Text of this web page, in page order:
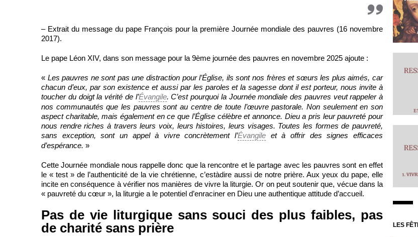
– Extrait du message du pape François pour la première Journée mondiale des pauvres (16 novembre
2017).
Le pape Léon XIV, dans son message pour la 9ème journée des pauvres en novembre 2025 ajoute :
« Les pauvres ne sont pas une distraction pour l’Église, ils sont nos frères et sœurs les plus aimés, car
chacun d’eux, par son existence et aussi par les paroles et la sagesse dont il est porteur, nous invite à
toucher du doigt la vérité de l’Évangile. C’est pourquoi la Journée mondiale des pauvres veut rappeler à
nos communautés que les pauvres sont au centre de toute l’œuvre pastorale. Non seulement en son
aspect charitable, mais également en ce que l’Église célèbre et annonce. Dieu a pris leur pauvreté pour
nous rendre riches à travers leurs voix, leurs histoires, leurs visages. Toutes les formes de pauvreté,
sans exception, sont un appel à vivre concrètement l’Évangile et à offrir des signes efficaces
d’espérance. »
Cette Journée mondiale nous rappelle donc que la rencontre et le partage avec les pauvres sont en effet
le « test » de l’authenticité de la vie chrétienne, c’estàdire aussi de notre prière. Aux yeux du pape, elle
incite en conséquence à vérifier nos manières de vivre la liturgie. Or on peut soutenir que, vécue dans la
« pauvreté du cœur », la liturgie a le potentiel d’enraciner en Dieu une authentique attitude d’accueil.
Pas de vie liturgique sans souci des plus faibles, pas
de charité sans prière
LES